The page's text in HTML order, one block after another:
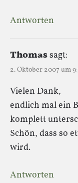
Antworten
Thomassagt:
2. Oktober 2007 um
Vielen Dank,
endlich mal ein
komplett
Schön, dass so
wird.
Antworten